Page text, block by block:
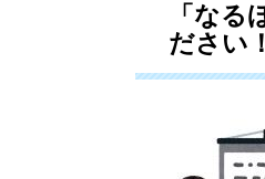
「なる
ださい！